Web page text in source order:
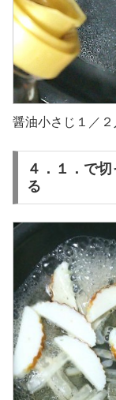
醤油小さじ１／２
４．１．で
る